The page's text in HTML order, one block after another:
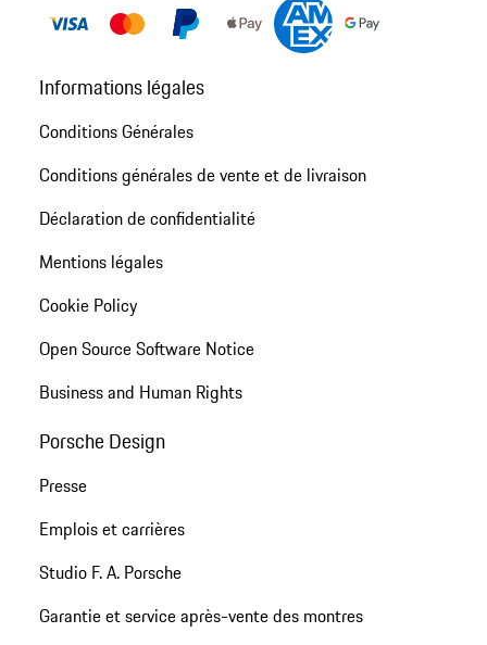
Informations légales
Conditions Générales
Conditions générales de vente et de livraison
Déclaration de confidentialité
Mentions légales
Cookie Policy
Open Source Software Notice
Business and Human Rights
Porsche Design
Presse
Emplois et carrières
Studio F. A. Porsche
Garantie et service après-vente des montres